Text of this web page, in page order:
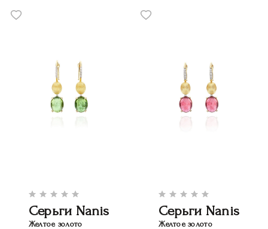
Серьги Nanis
Желтое золото
Серьги Nanis
Желтое золото